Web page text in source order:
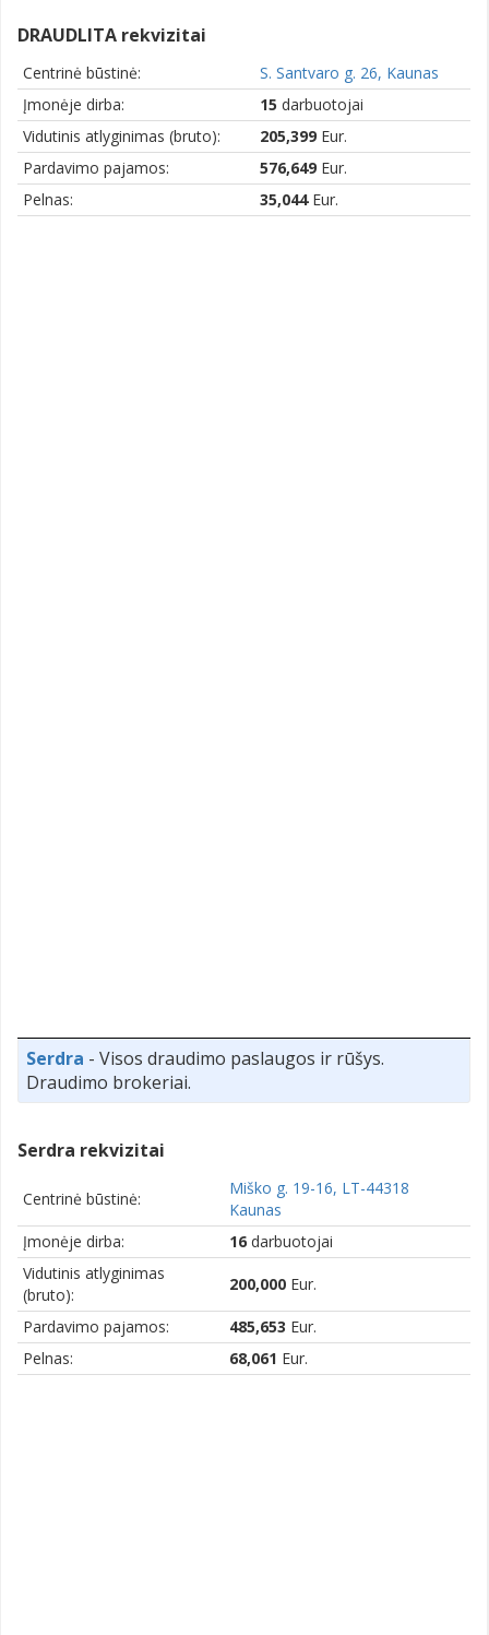
DRAUDLITA rekvizitai
Centrinė būstinė:
S. Santvaro g. 26, Kaunas
Įmonėje dirba:
15 darbuotojai
Vidutinis atlyginimas (bruto):
205,399 Eur.
Pardavimo pajamos:
576,649 Eur.
Pelnas:
35,044Eur.
Serdra - Visos draudimo paslaugos ir rūšys.
Draudimo brokeriai.
Serdra rekvizitai
Centrinė būstinė:
Miško g. 19-16, LT-44318
Kaunas
Įmonėje dirba:
16 darbuotojai
Vidutinis atlyginimas
(bruto):
200,000 Eur.
Pardavimo pajamos: 485,653 Eur.
Pelnas:
68,061 Eur.